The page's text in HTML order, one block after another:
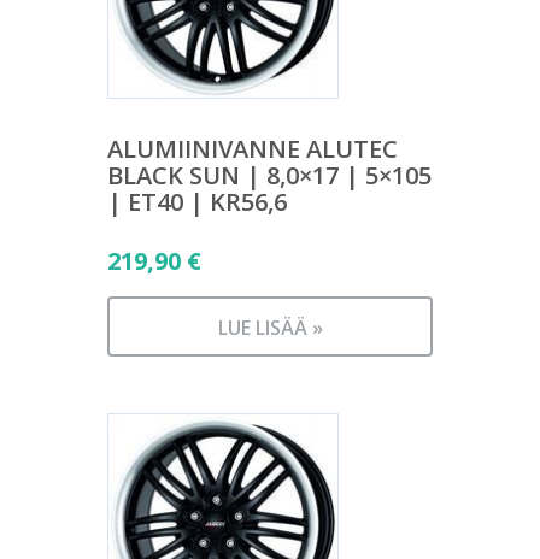
ALUMIINIVANNE ALUTEC
BLACK SUN | 8,0×17 | 5×105
| ET40 | KR56,6
219,90 €
LUE LISÄÄ »